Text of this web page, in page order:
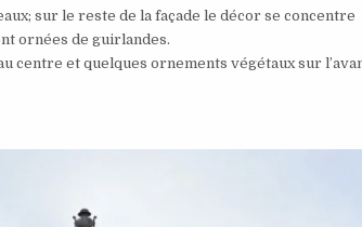
sur le reste de la façade le décor se concentre
ornées de guirlandes.
centre et quelques ornements végétaux sur